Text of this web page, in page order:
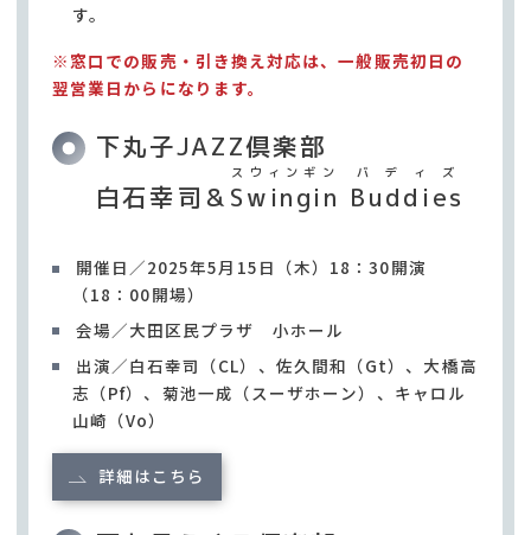
す。
※窓口での販売・引き換え対応は、一般販売初日の
翌営業日からになります。
下丸子JAZZ倶楽部
白石幸司＆ Swingin
スウィンギン
Buddies
バディズ
開催日／2025年5月15日（木）18：30開演
（18：00開場）
会場／大田区民プラザ 小ホール
出演／白石幸司（CL）、佐久間和（Gt）、大橋高
志（Pf）、菊池一成（スーザホーン）、キャロル
山崎（Vo）
詳細はこちら